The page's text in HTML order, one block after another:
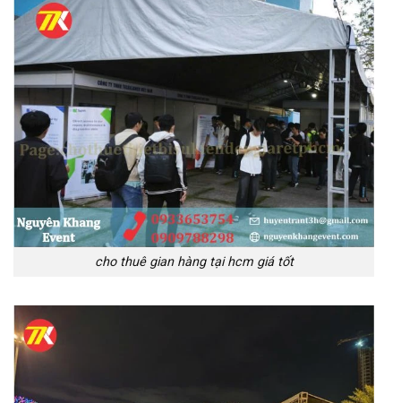
cho thuê gian hàng tại hcm giá tốt